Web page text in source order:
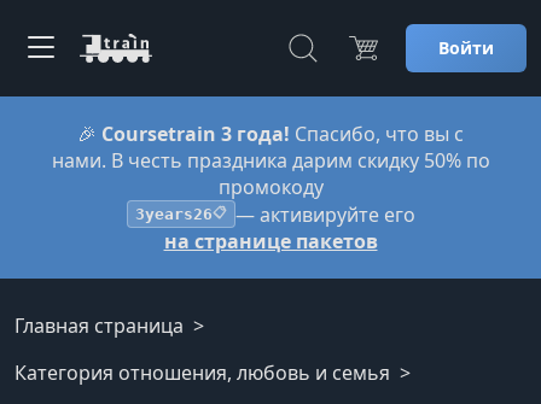
Войти
🎉 Coursetrain 3 года! Спасибо, что вы с
нами. В честь праздника дарим скидку 50% по
промокоду
3years26📋 — активируйте его
на странице пакетов
Главная страница
Категория отношения, любовь и семья